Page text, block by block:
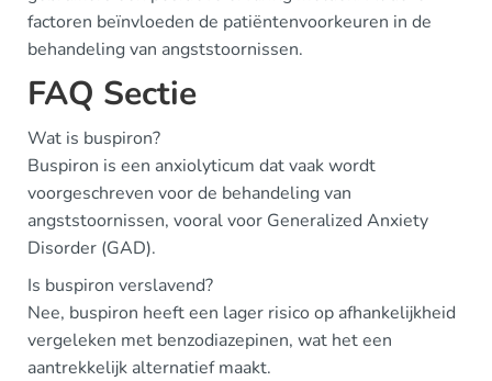
factoren beïnvloeden de patiëntenvoorkeuren in de
behandeling van angststoornissen.
FAQ Sectie
Wat is buspiron?
Buspiron is een anxiolyticum dat vaak wordt
voorgeschreven voor de behandeling van
angststoornissen, vooral voor Generalized Anxiety
Disorder (GAD).
Is buspiron verslavend?
Nee, buspiron heeft een lager risico op afhankelijkheid
vergeleken met benzodiazepinen, wat het een
aantrekkelijk alternatief maakt.